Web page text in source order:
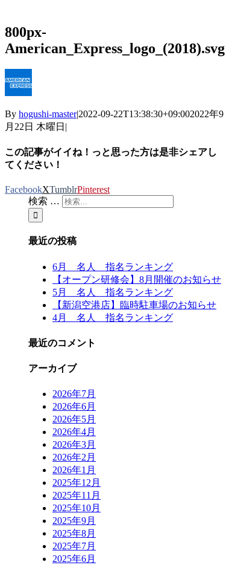
800px-
American_Express_logo_(2018).svg
By hogushi-master|2022-09-22T13:38:30+09:002022年9
月22日 木曜日 |
この記事がイイね！っと思った方は是非シェアし
てください！
FacebookXTumblrPinterest
検索 …
最近の投稿
6月 名人 指名ランキング
【オープン研修会】8月開催のお知らせ
5月 名人 指名ランキング
【新潟空港店】臨時駐車場のお知らせ
4月 名人 指名ランキング
最近のコメント
アーカイブ
2026年7月
2026年6月
2026年5月
2026年4月
2026年3月
2026年2月
2026年1月
2025年12月
2025年11月
2025年10月
2025年9月
2025年8月
2025年7月
2025年6月